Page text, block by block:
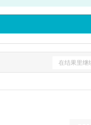
在结果里继